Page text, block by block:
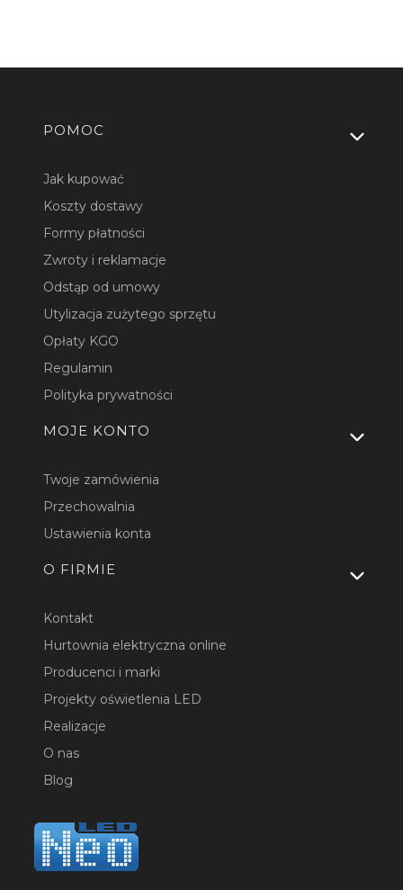
Linki w stopce
POMOC
Jak kupować
Koszty dostawy
Formy płatności
Zwroty i reklamacje
Odstąp od umowy
Utylizacja zużytego sprzętu
Opłaty KGO
Regulamin
Polityka prywatności
MOJE KONTO
Twoje zamówienia
Przechowalnia
Ustawienia konta
O FIRMIE
Kontakt
Hurtownia elektryczna online
Producenci i marki
Projekty oświetlenia LED
Realizacje
O nas
Blog